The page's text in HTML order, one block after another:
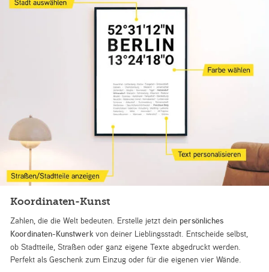
Koordinaten-Kunst
Zahlen, die die Welt bedeuten. Erstelle jetzt dein persönliches
Koordinaten-Kunstwerk von deiner Lieblingsstadt. Entscheide selbst,
ob Stadtteile, Straßen oder ganz eigene Texte abgedruckt werden.
Perfekt als Geschenk zum Einzug oder für die eigenen vier Wände.